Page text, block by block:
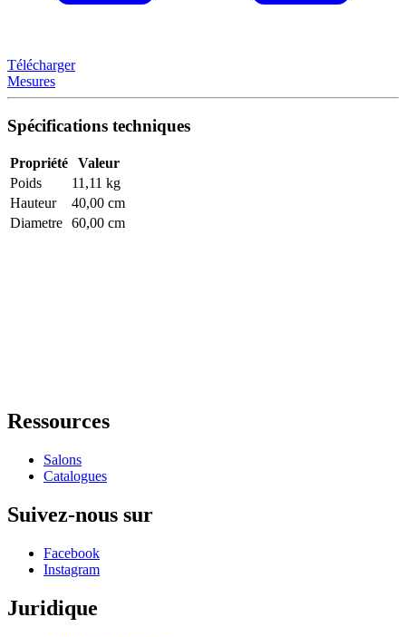
Télécharger
Mesures
Spécifications techniques
Propriété
Valeur
Poids
11,11 kg
Hauteur
40,00 cm
Diametre 60,00 cm
Ressources
Salons
Catalogues
Suivez-nous sur
Facebook
Instagram
Juridique